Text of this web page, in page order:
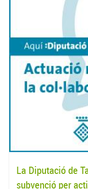
La Diputació de
subvenció per